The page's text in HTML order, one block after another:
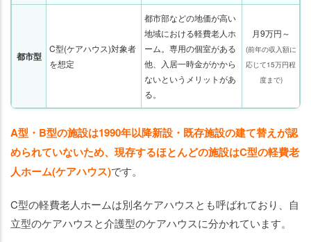
都市型
C型(ケアハウス)対象者
を想定
都市部などの地価が高い
地域における軽費老人ホ
ーム。専用の個室がある
他、入居一時金がかから
ないというメリットがあ
る。
月9万円～
(前年の収入額に
応じて15万円程
度まで)
A型・B型の施設は1990年以降新設・既存施設の建て替えが認
められていないため、現存するほとんどの施設はC型の軽費老
人ホーム(ケアハウス)です。
C型の軽費老人ホームは別名ケアハウスとも呼ばれており、自
立型のケアハウスと介護型のケアハウスに分かれています。